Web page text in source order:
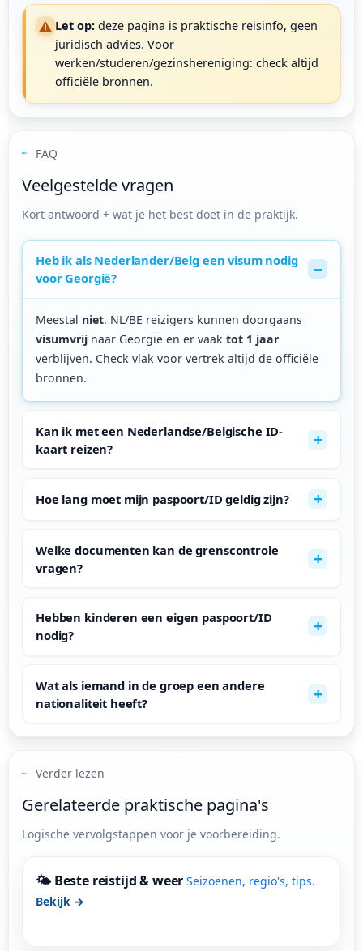
⚠️ Let op: deze pagina is praktische reisinfo, geen
juridisch advies. Voor
werken/studeren/gezinshereniging: check altijd
officiële bronnen.
FAQ
Veelgestelde vragen
Kort antwoord + wat je het best doet in de praktijk.
Heb ik als Nederlander/Belg een visum nodig
voor Georgië?
Meestal niet. NL/BE reizigers kunnen doorgaans
visumvrij naar Georgië en er vaak tot 1 jaar
verblijven. Check vlak voor vertrek altijd de officiële
bronnen.
Kan ik met een Nederlandse/Belgische ID-
kaart reizen?
Hoe lang moet mijn paspoort/ID geldig zijn?
Welke documenten kan de grenscontrole
vragen?
Hebben kinderen een eigen paspoort/ID
nodig?
Wat als iemand in de groep een andere
nationaliteit heeft?
Verder lezen
Gerelateerde praktische pagina's
Logische vervolgstappen voor je voorbereiding.
🌤 Beste reistijd & weer Seizoenen, regio's, tips.
Bekijk →